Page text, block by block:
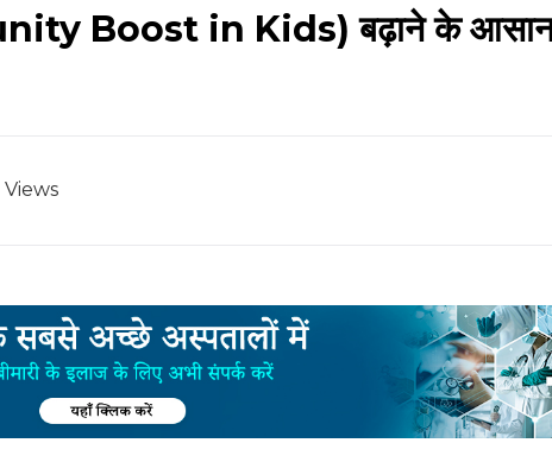
Boost in Kids) बढ़ाने के
Views